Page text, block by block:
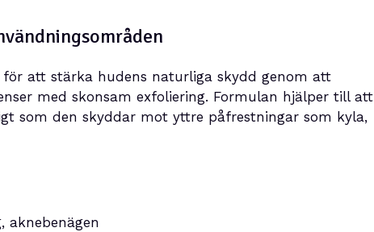
att stärka hudens naturliga skydd genom att
med skonsam exfoliering. Formulan hjälper till att
som den skyddar mot yttre påfrestningar som kyla,
aknebenägen